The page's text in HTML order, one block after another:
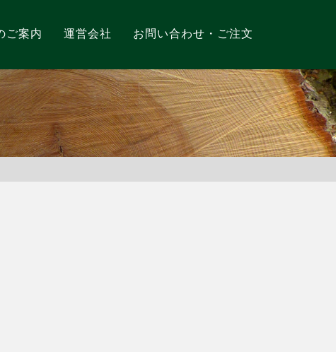
ご案内 運営会社 お問い合わせ・ご注文